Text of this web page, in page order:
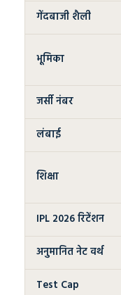
गेंदबाजी शैली
भूमिका
जर्सी नंबर
लंबाई
शिक्षा
IPL 2026 रिटेंशन
अनुमानित नेट वर्थ
Test Cap